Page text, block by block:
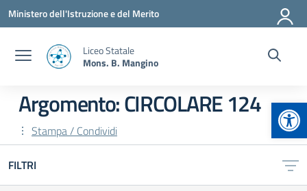
Vai ai contenuti
Vai al menu di navigazione
Vai al footer
Ministero dell'Istruzione e del Merito
Liceo Statale
Mons. B. Mangino
Argomento: CIRCOLARE 124
Stampa / Condividi
FILTRI